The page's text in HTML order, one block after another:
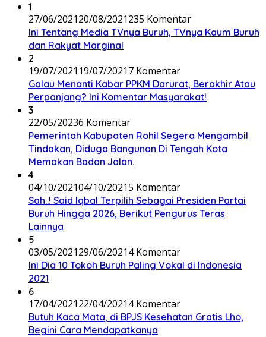
1
27/06/202120/08/2021235 Komentar
Ini Tentang Media TVnya Buruh, TVnya Kaum Buruh
dan Rakyat Marginal
2
19/07/2021 19/07/20217 Komentar
Galau Menanti Kabar PPKM Darurat, Berakhir Atau
Perpanjang? Ini Komentar Masyarakat!
3
22/05/20236 Komentar
Pemerintah Kabupaten Rohil Segera Mengambil
Tindakan, Diduga Bangunan Di Tengah Kota
Memakan Badan Jalan.
4
04/10/202104/10/20215 Komentar
Sah..! Said Iqbal Terpilih Sebagai Presiden Partai
Buruh Hingga 2026, Berikut Pengurus Teras
Lainnya
5
03/05/202129/06/20214 Komentar
Ini Dia 10 Tokoh Buruh Paling Vokal di Indonesia
2021
6
17/04/202122/04/20214 Komentar
Butuh Kaca Mata, di BPJS Kesehatan Gratis Lho,
Begini Cara Mendapatkanya